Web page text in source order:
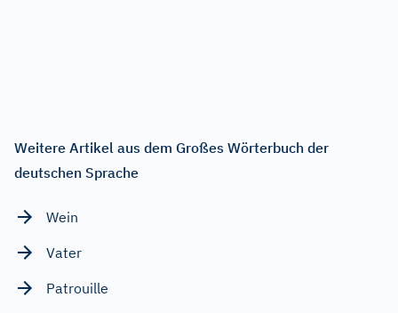
Weitere Artikel aus dem Großes Wörterbuch der
deutschen Sprache
Wein
Vater
Patrouille